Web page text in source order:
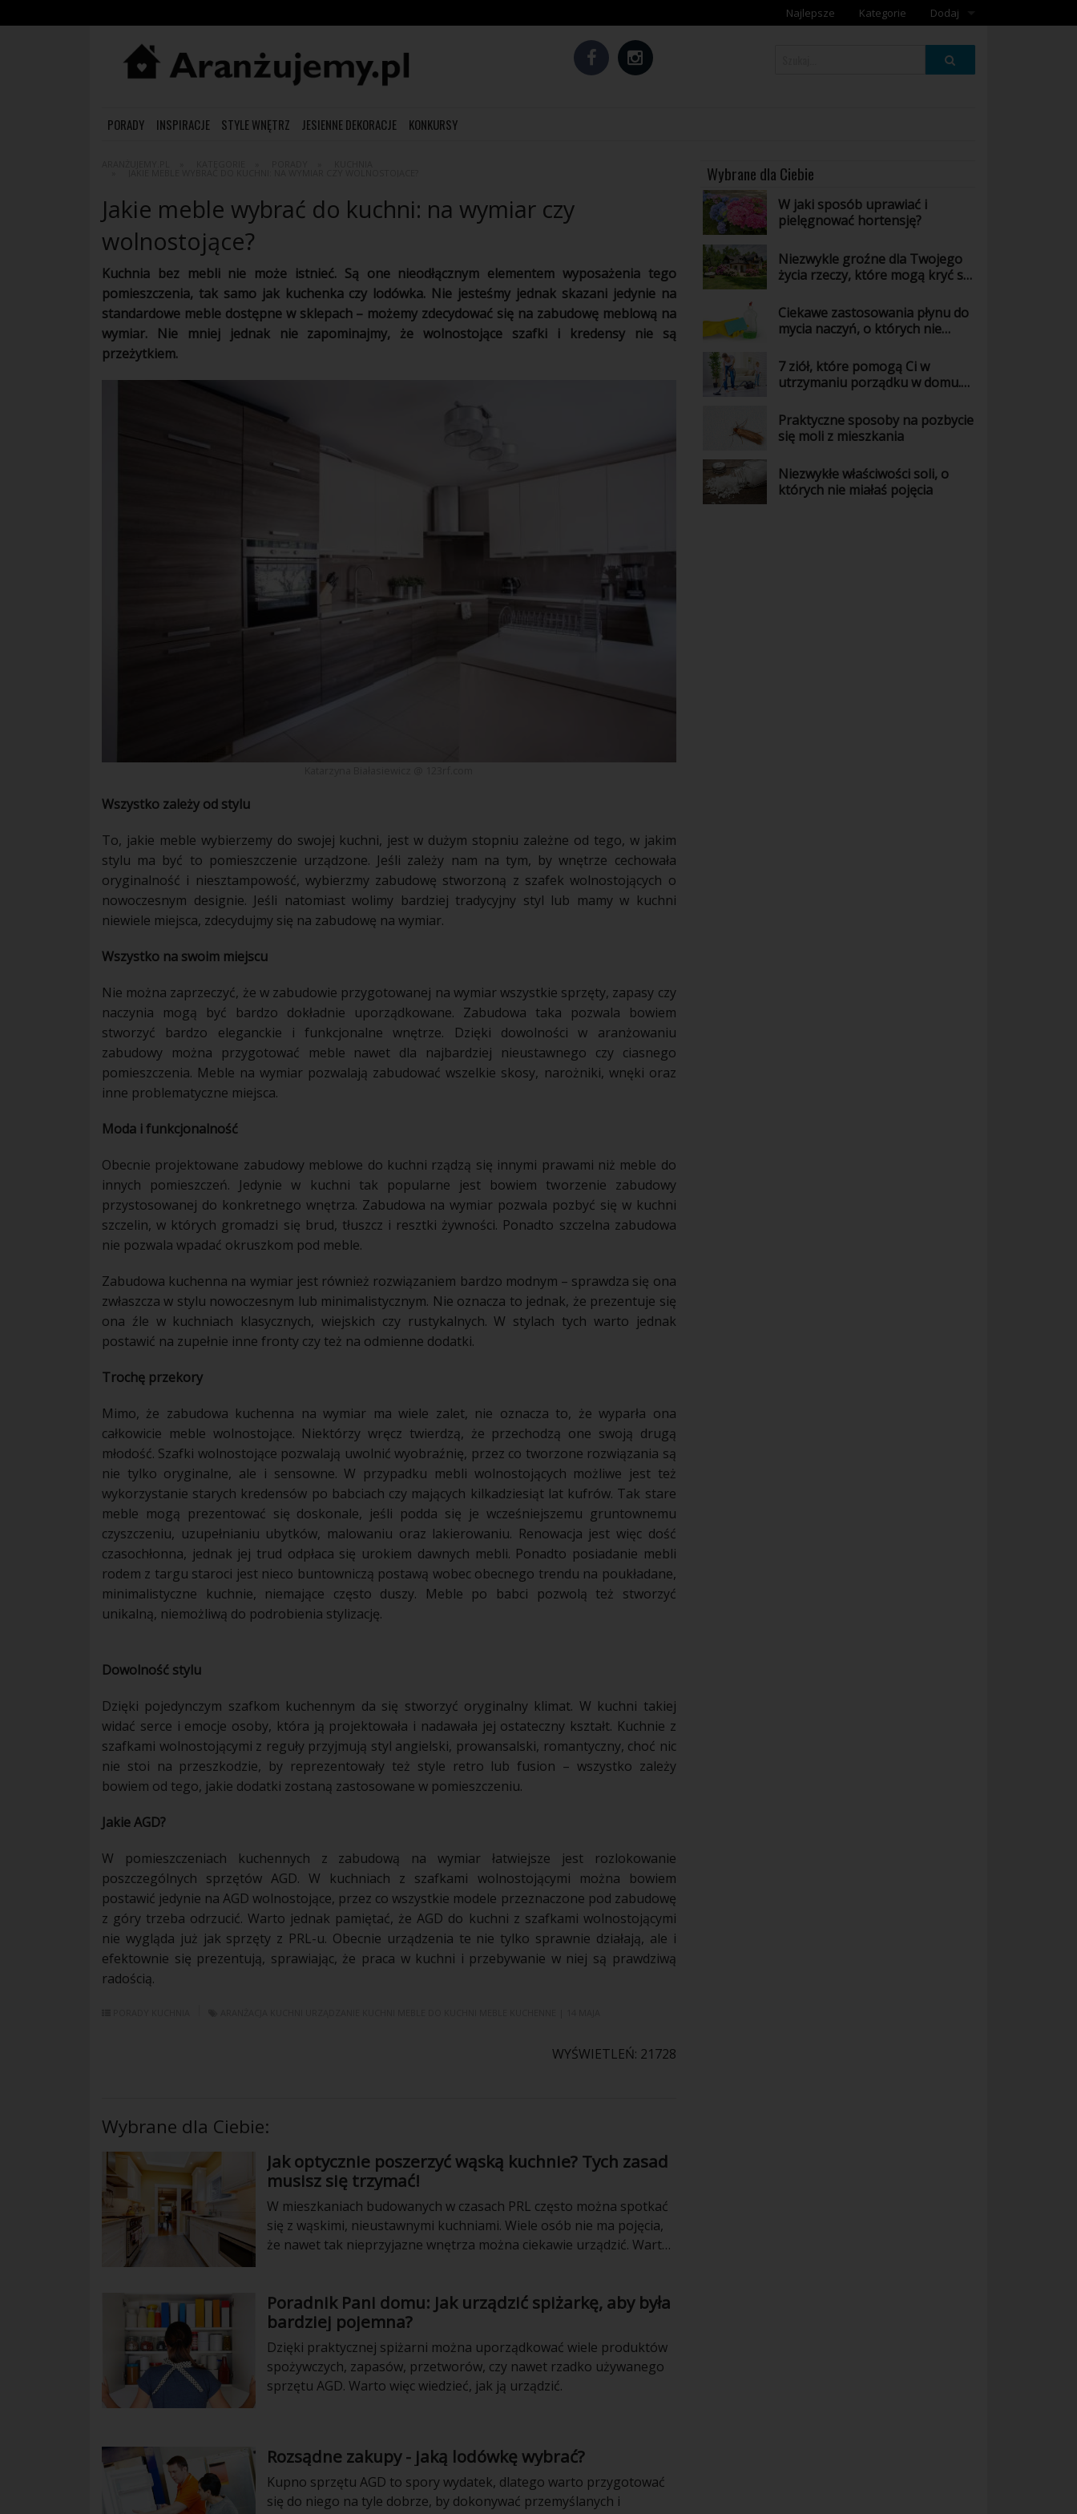
Najlepsze Kategorie
Dodaj
Dodaj artykuł
PORADY INSPIRACJE STYLE WNĘTRZ JESIENNE DEKORACJE KONKURSY
Jakie meble wybrać do kuchni: na wymiar czy
wolnostojące?
Kuchnia bez meblinie może istnieć. Są one nieodłącznym elementem wyposażenia tego
pomieszczenia, tak samo jak kuchenka czy lodówka. Nie jesteśmy jednak skazani jedynie na
standardowe mebledostępne w sklepach – możemy zdecydować się na zabudowę meblową na
wymiar. Nie mniej jednak nie zapominajmy, że wolnostojące szafki i kredensy nie są
przeżytkiem.
Wszystko zależy od stylu
To, jakie meble wybierzemy do swojej kuchni, jest w dużym stopniu zależne od tego, w jakim
stylu ma być to pomieszczenie urządzone. Jeśli zależy nam na tym, bywnętrze cechowała
oryginalność i niesztampowość, wybierzmy zabudowę stworzoną z szafek wolnostojących o
nowoczesnym designie. Jeśli natomiast wolimy bardziej tradycyjny styl lub mamy w kuchni
niewiele miejsca, zdecydujmy się na zabudowę na wymiar.
Wszystko na swoim miejscu
Nie można zaprzeczyć, że w zabudowie przygotowanej na wymiar wszystkie sprzęty, zapasy czy
naczynia mogą być bardzo dokładnie uporządkowane. Zabudowa taka pozwala bowiem
stworzyć bardzo eleganckie i funkcjonalnewnętrze. Dzięki dowolności w aranżowaniu
zabudowy można przygotować meble nawet dla najbardziej nieustawnego czy ciasnego
pomieszczenia. Meble na wymiar pozwalają zabudować wszelkie skosy, narożniki, wnęki oraz
inne problematyczne miejsca.
Moda i funkcjonalność
Obecnie projektowane zabudowy meblowe do kuchni rządzą się innymi prawami niż meble do
innych pomieszczeń. Jedynie w
kuchni tak popularne jest bowiem tworzenie zabudowy
przystosowanej do konkretnego wnętrza. Zabudowa na wymiar pozwala pozbyć się w kuchni
szczelin, w których gromadzi się brud, tłuszcz i resztki żywności. Ponadto szczelna zabudowa
nie pozwala wpadać okruszkom pod meble.
Zabudowa kuchenna na wymiar jest również rozwiązaniem bardzo modnym – sprawdza się ona
zwłaszcza w stylu nowoczesnym lub minimalistycznym. Nie oznacza to jednak, że prezentuje się
ona źle w kuchniach klasycznych, wiejskich czy rustykalnych. W stylach tych warto jednak
postawić na zupełnie inne fronty czy też na odmienne dodatki.
Trochę przekory
Mimo, że zabudowa kuchenna na wymiar ma wiele zalet, nie oznacza to, że wyparła ona
całkowicie meble wolnostojące. Niektórzy wręcz twierdzą, że przechodzą one swoją drugą
młodość. Szafki wolnostojące pozwalają uwolnić wyobraźnię, przez co tworzone rozwiązania są
nie tylko oryginalne, ale i sensowne. W przypadku mebli wolnostojących możliwe jest też
wykorzystanie starych kredensów po babciach czy mających kilkadziesiąt lat kufrów. Tak stare
meble mogą prezentować się doskonale, jeśli podda się je wcześniejszemu gruntownemu
czyszczeniu, uzupełnianiu ubytków, malowaniu oraz lakierowaniu. Renowacja jest więc dość
czasochłonna, jednak jej trud odpłaca się urokiem dawnych mebli. Ponadto posiadanie mebli
rodem z targu staroci jest nieco buntowniczą postawą wobec obecnego trendu na poukładane,
minimalistyczne
kuchnie, niemające często duszy. Meble po babci pozwolą też stworzyć
unikalną, niemożliwą do podrobienia stylizację.
Dowolność stylu
Dzięki pojedynczym szafkom kuchennym da się stworzyć oryginalny klimat. W kuchni takiej
widać serce i emocje osoby, która ją projektowała i nadawała jej ostateczny kształt. Kuchnie z
szafkami wolnostojącymi z reguły przyjmują styl angielski, prowansalski, romantyczny, choć nic
nie stoi na przeszkodzie, by reprezentowały też style retro lub fusion – wszystko zależy
bowiem od tego, jakie dodatki zostaną zastosowane w pomieszczeniu.
Jakie AGD?
W pomieszczeniach kuchennych z zabudową na wymiar łatwiejsze jest rozlokowanie
poszczególnych sprzętów AGD. W kuchniach z szafkami wolnostojącymi można bowiem
postawić jedynie na AGD wolnostojące, przez co wszystkie modele przeznaczone pod zabudowę
z góry trzeba odrzucić. Warto jednak pamiętać, że AGD do kuchni z szafkami wolnostojącymi
nie wygląda już jak sprzęty z PRL-u. Obecnie urządzenia te nie tylko sprawnie działają, ale i
efektownie się prezentują, sprawiając, że praca w kuchni i przebywanie w niej są prawdziwą
radością.
WYŚWIETLEŃ: 21728
Wybrane dla Ciebie:
Jak optycznie poszerzyć wąską kuchnie? Tych zasad
musisz się trzymać!
W mieszkaniach budowanych w czasach PRL często można spotkać
się z wąskimi, nieustawnymi kuchniami. Wiele osób nie ma pojęcia,
że nawet tak nieprzyjazne wnętrza można ciekawie urządzić. Warto
Poradnik Pani domu: Jak urządzić spiżarkę, aby była
bardziej pojemna?
Dzięki praktycznej spiżarni można uporządkować wiele produktów
spożywczych, zapasów, przetworów, czy nawet rzadko używanego
sprzętu AGD. Warto więc wiedzieć, jak ją urządzić.
Rozsądne zakupy - jaką lodówkę wybrać?
Kupno sprzętu AGD to spory wydatek, dlatego warto przygotować
się do niego na tyle dobrze, by dokonywać przemyślanych i
Wybrane dla Ciebie
W jaki sposób uprawiać i
pielęgnować hortensję?
Niezwykle groźne dla Twojego
życia rzeczy, które mogą kryć się
Ciekawe zastosowania płynu do
mycia naczyń, o których nie
7 ziół, które pomogą Ci w
utrzymaniu porządku w domu.
Praktyczne sposoby na pozbycie
się moli z mieszkania
Niezwykłe właściwości soli, o
których nie miałaś pojęcia